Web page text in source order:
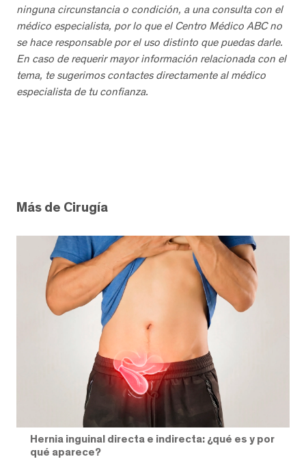
ninguna circunstancia o condición, a una consulta con el
médico especialista, por lo que el Centro Médico ABC no
se hace responsable por el uso distinto que puedas darle.
En caso de requerir mayor información relacionada con el
tema, te sugerimos contactes directamente al médico
especialista de tu confianza.
Más de Cirugía
Hernia inguinal directa e indirecta: ¿qué es y por
qué aparece?